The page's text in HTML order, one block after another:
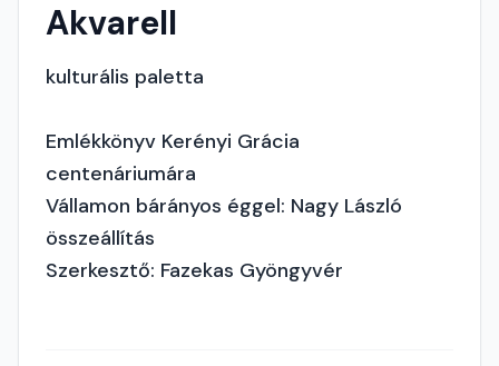
Akvarell
kulturális paletta
Emlékkönyv Kerényi Grácia
centenáriumára
Vállamon bárányos éggel: Nagy László
összeállítás
Szerkesztő: Fazekas Gyöngyvér